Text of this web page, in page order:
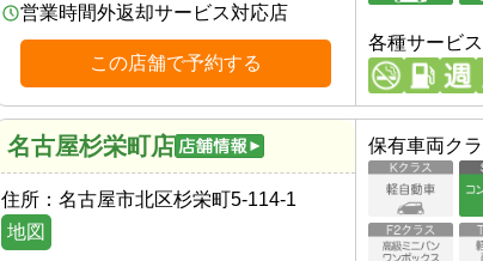
営業時間外返却サービス対応店
この店舗で予約する
各種サービス
名古屋杉栄町店
住所： 名古屋市北区杉栄町5-114-1
地図
保有車両ク